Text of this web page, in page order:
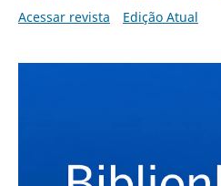
Acessar revista
Edição Atual